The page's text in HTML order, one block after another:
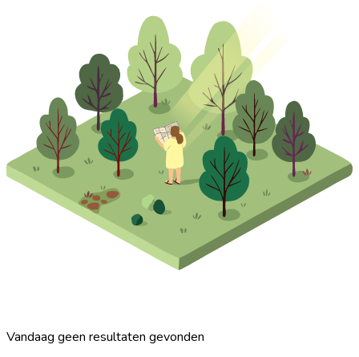
Vandaag geen resultaten gevonden